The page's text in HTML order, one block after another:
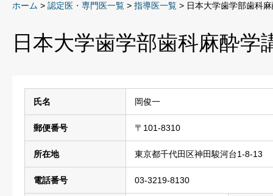
ホーム > 認定医・専門医一覧 > 指導医一覧 > 日本大学歯学部歯科
日本大学歯学部歯科麻酔学
氏名 岡俊一
郵便番号 〒101-8310
所在地 東京都千代田区神田駿河台1-8-13
電話番号 03-3219-8130